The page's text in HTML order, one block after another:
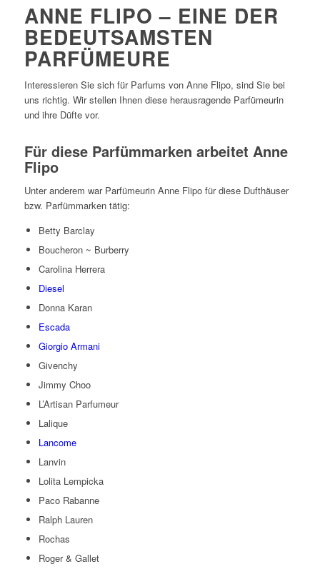
ANNE FLIPO – EINE DER
BEDEUTSAMSTEN
PARFÜMEURE
Interessieren Sie sich für Parfums von Anne Flipo, sind Sie bei
uns richtig. Wir stellen Ihnen diese herausragende Parfümeurin
und ihre Düfte vor.
Für diese Parfümmarken arbeitet Anne
Flipo
Unter anderem war Parfümeurin Anne Flipo für diese Dufthäuser
bzw. Parfümmarken tätig:
Betty Barclay
Boucheron ~ Burberry
Carolina Herrera
Diesel
Donna Karan
Escada
Giorgio Armani
Givenchy
Jimmy Choo
L’Artisan Parfumeur
Lalique
Lancome
Lanvin
Lolita Lempicka
Paco Rabanne
Ralph Lauren
Rochas
Roger & Gallet